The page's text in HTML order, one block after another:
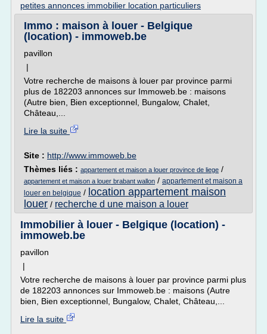
petites annonces immobilier location particuliers
Immo : maison à louer - Belgique
(location) - immoweb.be
pavillon
|
Votre recherche de maisons à louer par province parmi
plus de 182203 annonces sur Immoweb.be : maisons
(Autre bien, Bien exceptionnel, Bungalow, Chalet,
Château,...
Lire la suite
Site : http://www.immoweb.be
Thèmes liés : appartement et maison a louer province de liege /
appartement et maison a louer brabant wallon / appartement et maison a
louer en belgique / location appartement maison
louer / recherche d une maison a louer
Immobilier à louer - Belgique (location) -
immoweb.be
pavillon
|
Votre recherche de maisons à louer par province parmi plus
de 182203 annonces sur Immoweb.be : maisons (Autre
bien, Bien exceptionnel, Bungalow, Chalet, Château,...
Lire la suite